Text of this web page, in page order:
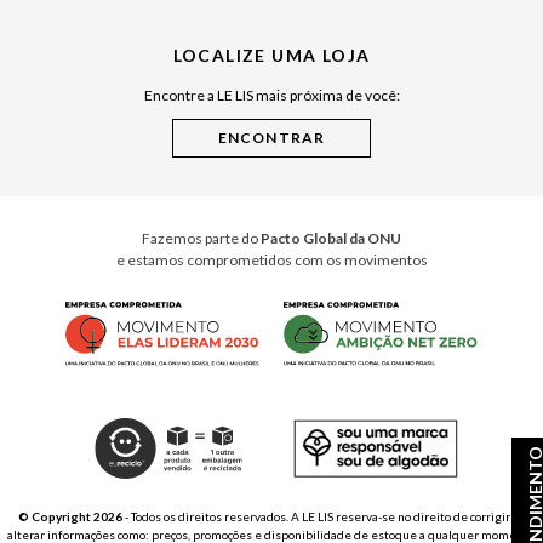
Cuidados Casa
LOCALIZE UMA LOJA
Encontre a LE LIS mais próxima de você:
Fazemos parte do Pacto Global da ONU
e estamos comprometidos com os movimentos
© Copyright 2026- Todos os direitos reservados. A LE LIS reserva-se no direito de corrigir ou
alterar informações como: preços, promoções e disponibilidade de estoque a qualquer momento.